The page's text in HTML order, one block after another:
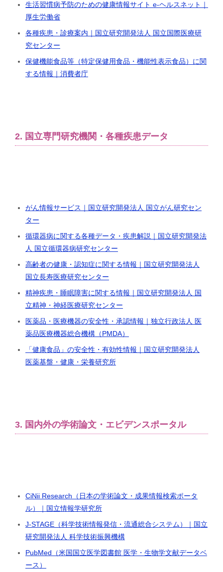
生活習慣病予防のための健康情報サイト e-ヘルスネット｜
厚生労働省
各種疾患・診療案内｜国立研究開発法人 国立国際医療研
究センター
保健機能食品等（特定保健用食品・機能性表示食品）に関
する情報｜消費者庁
2. 国立専門研究機関・各種疾患データ
がん情報サービス｜国立研究開発法人 国立がん研究セン
ター
循環器病に関する各種データ・疾患解説｜国立研究開発法
人 国立循環器病研究センター
高齢者の健康・認知症に関する情報｜国立研究開発法人
国立長寿医療研究センター
精神疾患・睡眠障害に関する情報｜国立研究開発法人 国
立精神・神経医療研究センター
医薬品・医療機器の安全性・承認情報｜独立行政法人 医
薬品医療機器総合機構（PMDA）
「健康食品」の安全性・有効性情報｜国立研究開発法人
医薬基盤・健康・栄養研究所
3. 国内外の学術論文・エビデンスポータル
CiNii Research（日本の学術論文・成果情報検索ポータ
ル）｜国立情報学研究所
J-STAGE（科学技術情報発信・流通総合システム）｜国立
研究開発法人 科学技術振興機構
PubMed（米国国立医学図書館 医学・生物学文献データベ
ース）